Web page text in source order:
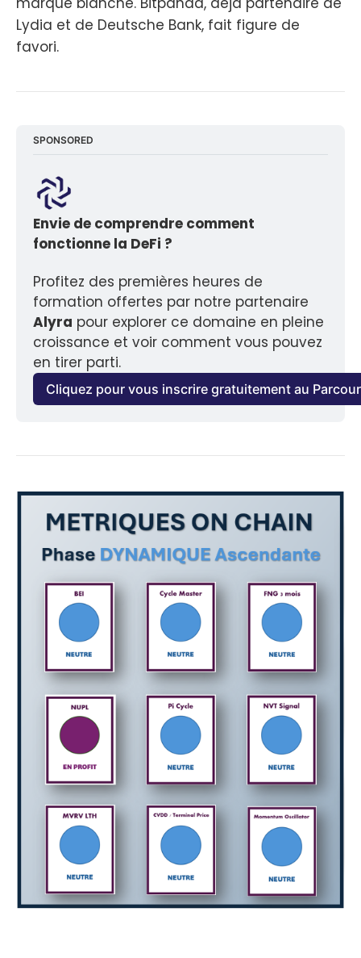
Lydia et de Deutsche Bank, fait figure de
favori.
SPONSORED
Envie de comprendre comment
fonctionne la DeFi ?
Profitez des premières heures de
Alyra pour explorer ce domaine en pleine
croissance et voir comment vous pouvez
en tirer parti.
Cliquez pour vous inscrire gratuitement au